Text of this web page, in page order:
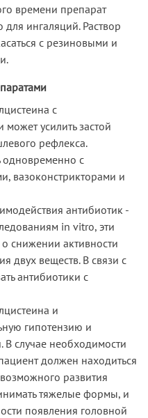
времени препарат
для ингаляций. Раствор
с резиновыми и
с
усилить застой
рефлекса.
с
вазоконстрикторами и
антибиотик -
in vitro, эти
о снижении активности
двух веществ. В связи с
антибиотики с
и
гипотензию и
случае необходимости
должен находиться
развития
тяжелые формы, и
появления головной